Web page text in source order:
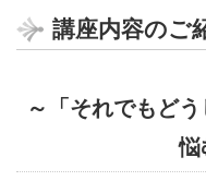
講座内容のご
～「それでもど
悩